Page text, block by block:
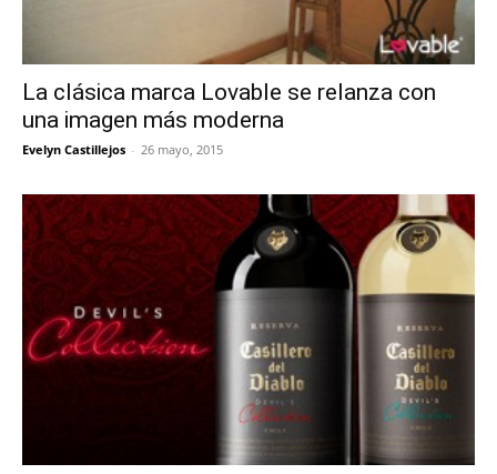
La clásica marca Lovable se relanza con
una imagen más moderna
Evelyn Castillejos - 26 mayo, 2015